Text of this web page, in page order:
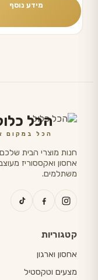
מידע נוסף
הכל
הכל במקום
חנות מוצרי הבית
אחסון ואקססוריז
משתלמים.
קטגוריות
אחסון וארגון
מצעים וטקסטיל